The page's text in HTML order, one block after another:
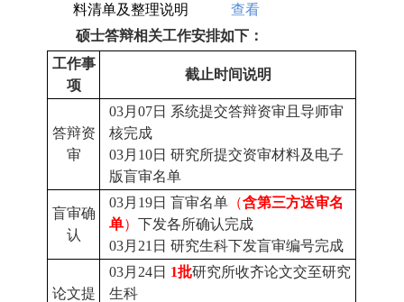
料清单及整理说明
查看
硕士答辩相关工作安排如下：
工作事
项
截止时间说明
答辩资
审
03月07日 系统提交答辩资审且导师审
核完成
03月10日 研究所提交资审材料及电子
版盲审名单
盲审确
认
03月 19日 盲审名单 （含第三方送审名
单）下发各所确认完成
03月 21 日 研究生科下发盲审编号完成
论文提
03月24日 1批研究所收齐论文交至研究
生科